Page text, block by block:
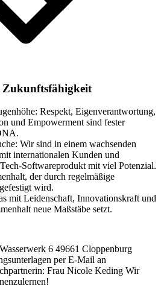
Respekt, Eigenverantwortung,
und Empowerment sind fester
Wir sind in einem wachsenden
internationalen Kunden und
Softwareprodukt mit viel Potenzial.
der durch regelmäßige
wird.
mit Leidenschaft, Innovationskraft und
neue Maßstäbe setzt.
6 49661 Cloppenburg
per E-Mail an
Frau Nicole Keding Wir